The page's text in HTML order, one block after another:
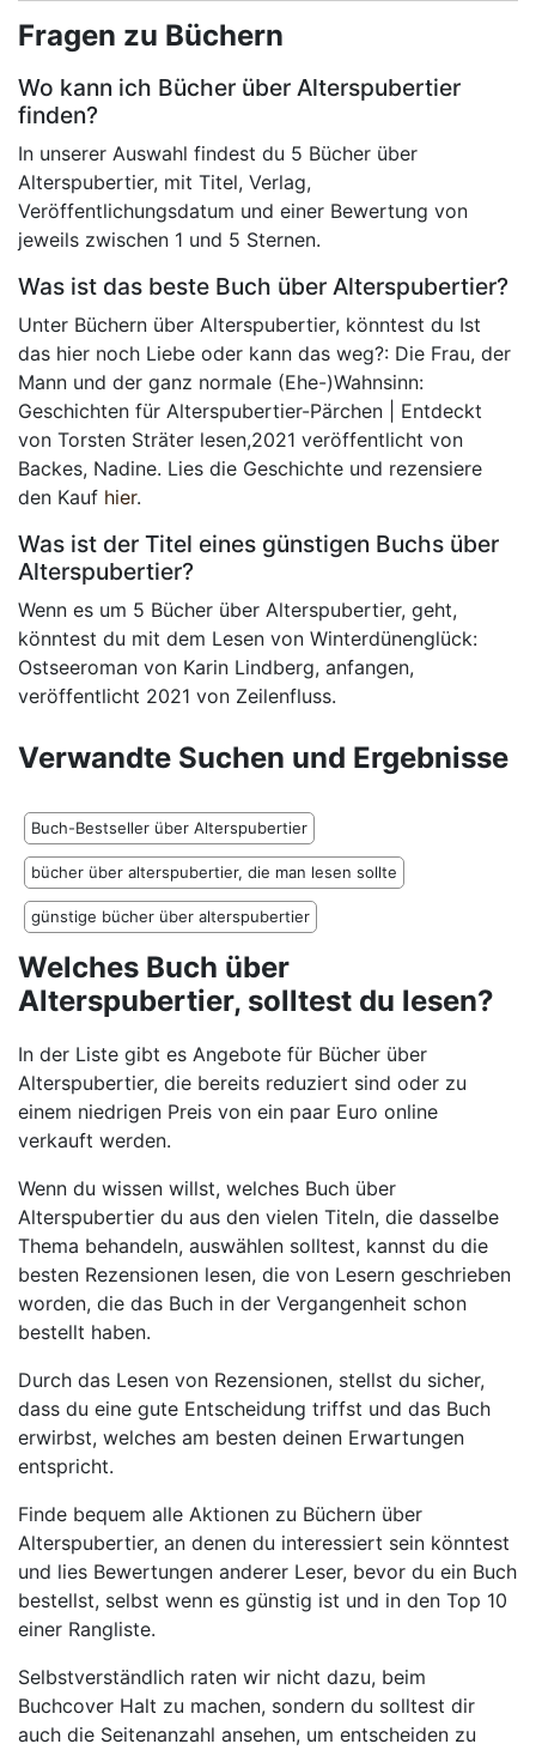
Fragen zu Büchern
Wo kann ich Bücher über Alterspubertier
finden?
In unserer Auswahl findest du 5 Bücher über
Alterspubertier, mit Titel, Verlag,
Veröffentlichungsdatum und einer Bewertung von
jeweils zwischen 1 und 5 Sternen.
Was ist das beste Buch über Alterspubertier?
Unter Büchern über Alterspubertier, könntest du Ist
das hier noch Liebe oder kann das weg?: Die Frau, der
Mann und der ganz normale (Ehe-)Wahnsinn:
Geschichten für Alterspubertier-Pärchen | Entdeckt
von Torsten Sträter lesen,2021 veröffentlicht von
Backes, Nadine. Lies die Geschichte und rezensiere
den Kauf hier.
Was ist der Titel eines günstigen Buchs über
Alterspubertier?
Wenn es um 5 Bücher über Alterspubertier, geht,
könntest du mit dem Lesen von Winterdünenglück:
Ostseeroman von Karin Lindberg, anfangen,
veröffentlicht 2021 von Zeilenfluss.
Verwandte Suchen und Ergebnisse
Buch-Bestseller über Alterspubertier
bücher über alterspubertier, die man lesen sollte
günstige bücher über alterspubertier
Welches Buch über
Alterspubertier, solltest du lesen?
In der Liste gibt es Angebote für Bücher über
Alterspubertier, die bereits reduziert sind oder zu
einem niedrigen Preis von ein paar Euro online
verkauft werden.
Wenn du wissen willst, welches Buch über
Alterspubertier du aus den vielen Titeln, die dasselbe
Thema behandeln, auswählen solltest, kannst du die
besten Rezensionen lesen, die von Lesern geschrieben
worden, die das Buch in der Vergangenheit schon
bestellt haben.
Durch das Lesen von Rezensionen, stellst du sicher,
dass du eine gute Entscheidung triffst und das Buch
erwirbst, welches am besten deinen Erwartungen
entspricht.
Finde bequem alle Aktionen zu Büchern über
Alterspubertier, an denen du interessiert sein könntest
und lies Bewertungen anderer Leser, bevor du ein Buch
bestellst, selbst wenn es günstig ist und in den Top 10
einer Rangliste.
Selbstverständlich raten wir nicht dazu, beim
Buchcover Halt zu machen, sondern du solltest dir
auch die Seitenanzahl ansehen, um entscheiden zu